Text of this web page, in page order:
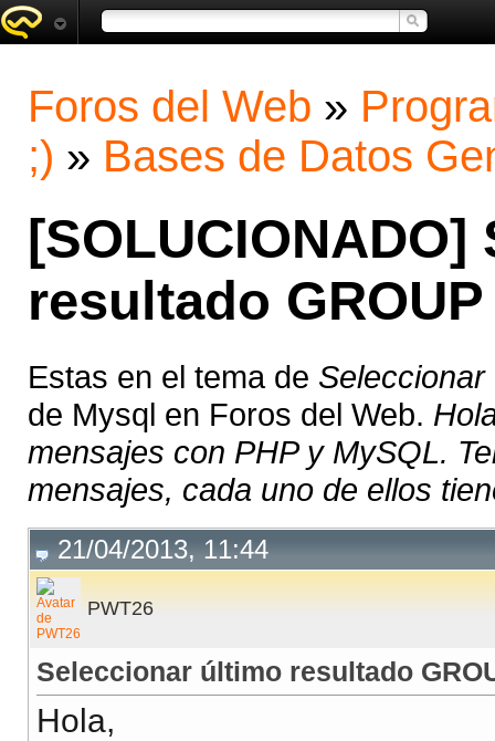
Foros del Web »
;) » Bases de Datos
resultado
Estas en el tema de
de Mysql en Foros del Web.
mensajes con PHP y MySQL.
mensajes, cada uno de ellos
21/04/2013, 11:44
PWT26
Seleccionar último resultado
Hola,